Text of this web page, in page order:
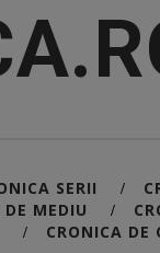
SERII /
MEDIU /
/ CRONICA DE